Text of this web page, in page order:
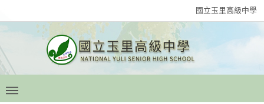
國立玉里高級中學